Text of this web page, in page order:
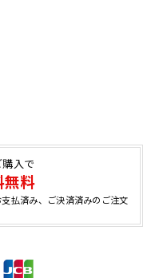
入で
無料
払済み、ご決済済みのご注文